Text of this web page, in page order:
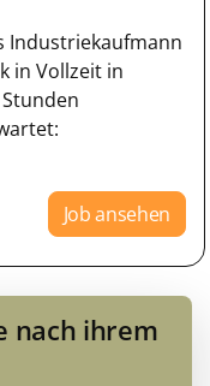
Industriekaufmann
in Vollzeit in
Stunden
Job ansehen
nach ihrem